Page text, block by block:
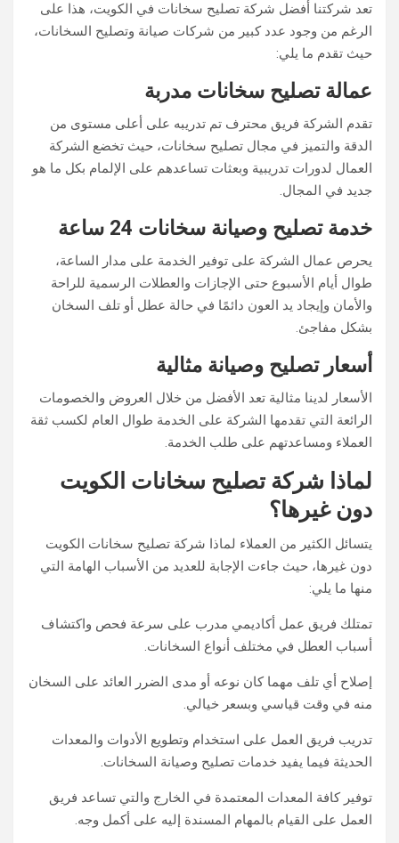
تعد شركتنا أفضل شركة تصليح سخانات في الكويت، هذا على
الرغم من وجود عدد كبير من شركات صيانة وتصليح السخانات،
حيث تقدم ما يلي:
عمالة تصليح سخانات مدربة
تقدم الشركة فريق محترف تم تدريبه على أعلى مستوى من
الدقة والتميز في مجال تصليح سخانات، حيث تخضع الشركة
العمال لدورات تدريبية وبعثات تساعدهم على الإلمام بكل ما هو
جديد في المجال.
خدمة تصليح وصيانة سخانات 24 ساعة
يحرص عمال الشركة على توفير الخدمة على مدار الساعة،
طوال أيام الأسبوع حتى الإجازات والعطلات الرسمية للراحة
والأمان وإيجاد يد العون دائمًا في حالة عطل أو تلف السخان
بشكل مفاجئ.
أسعار تصليح وصيانة مثالية
الأسعار لدينا مثالية تعد الأفضل من خلال العروض والخصومات
الرائعة التي تقدمها الشركة على الخدمة طوال العام لكسب ثقة
العملاء ومساعدتهم على طلب الخدمة.
لماذا شركة تصليح سخانات الكويت
دون غيرها؟
يتسائل الكثير من العملاء لماذا شركة تصليح سخانات الكويت
دون غيرها، حيث جاءت الإجابة للعديد من الأسباب الهامة التي
منها ما يلي:
تمتلك فريق عمل أكاديمي مدرب على سرعة فحص واكتشاف
أسباب العطل في مختلف أنواع السخانات.
إصلاح أي تلف مهما كان نوعه أو مدى الضرر العائد على السخان
منه في وقت قياسي وبسعر خيالي.
تدريب فريق العمل على استخدام وتطويع الأدوات والمعدات
الحديثة فيما يفيد خدمات تصليح وصيانة السخانات.
توفير كافة المعدات المعتمدة في الخارج والتي تساعد فريق
العمل على القيام بالمهام المسندة إليه على أكمل وجه.